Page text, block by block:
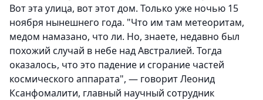
Вот эта улица, вот этот дом. Только уже ночью 15
ноября нынешнего года. "Что им там метеоритам,
медом намазано, что ли. Но, знаете, недавно был
похожий случай в небе над Австралией. Тогда
оказалось, что это падение и сгорание частей
космического аппарата", — говорит Леонид
Ксанфомалити, главный научный сотрудник